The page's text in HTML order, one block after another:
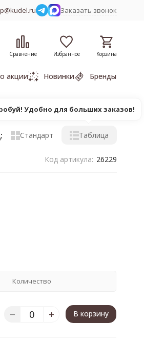
Заказать звонок
Сравнение Избранное Корзина
акции Новинки Бренды
Стандарт Таблица
Код артикула: 26229
Количество
В корзину
Удобно для больших заказов!